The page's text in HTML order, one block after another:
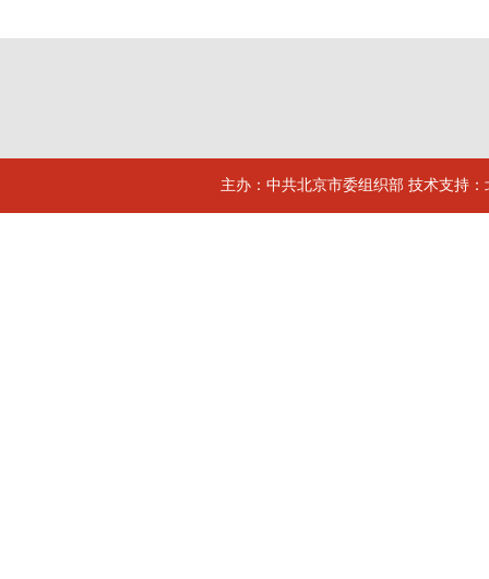
主办：中共北京市委组织部 技术支持